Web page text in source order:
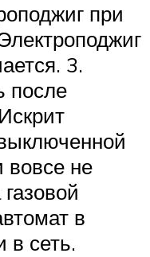
при
3.
после
вовсе не
в
в сеть.